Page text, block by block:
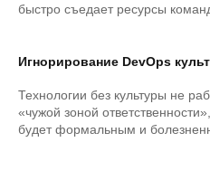
быстро съедает ресурсы
Игнорирование DevOps
Технологии без культуры не
«чужой зоной
будет формальным и